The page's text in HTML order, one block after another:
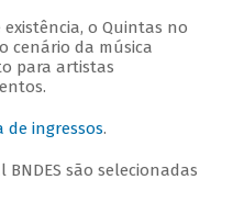
o Quintas no
cenário da música
para artistas
de ingressos.
são selecionadas